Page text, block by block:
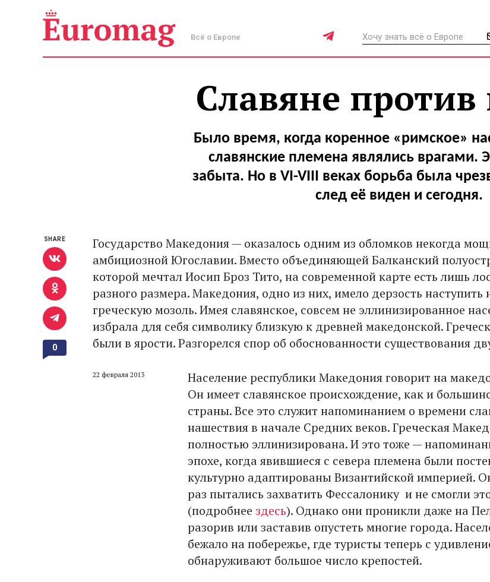
Всё о Европе
Славяне против
Было время, когда коренное «римское»
славянские племена являлись врагами.
забыта. Но в VI-VIII веках борьба была
след её виден и сегодня.
Государство Македония — оказалось одним из обломков некогда
амбициозной Югославии. Вместо объединяющей Балканский
которой мечтал Иосип Броз Тито, на современной карте есть лишь
разного размера. Македония, одно из них, имело дерзость наступить
греческую мозоль. Имея славянское, совсем не эллинизированное
избрала для себя символику близкую к древней македонской.
были в ярости. Разгорелся спор об обоснованности существования
22 февраля 2013
Население республики Македония говорит на
Он имеет славянское происхождение, как и
страны. Все это служит напоминанием о времени
нашествия в начале Средних веков. Греческая
полностью эллинизирована. И это тоже —
эпохе, когда явившиеся с севера племена были
культурно адаптированы Византийской империей.
раз пытались захватить Фессалонику и не смогли
(подробнее здесь). Однако они проникли даже на
разорив или заставив опустеть многие города.
бежало на побережье, где туристы теперь с
обнаруживают большое число крепостей.
SHARE
0